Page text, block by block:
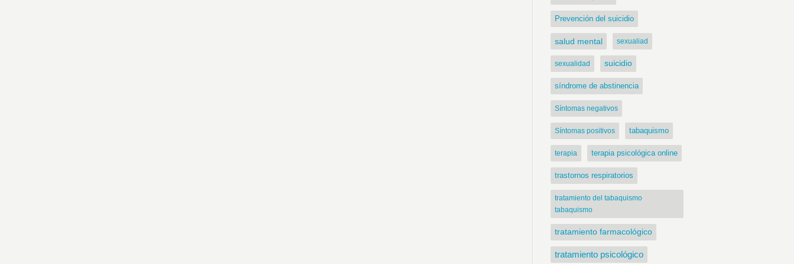
Prevención del suicidio
salud mental sexualiad
sexualidad suicidio
síndrome de abstinencia
Síntomas negativos
Síntomas positivos tabaquismo
terapia terapia psicológica online
trastornos respiratorios
tratamiento del tabaquismo
tabaquismo
tratamiento farmacológico
tratamiento psicológico